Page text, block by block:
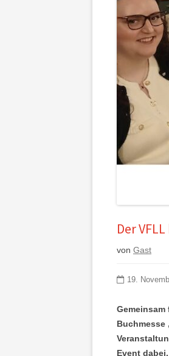
Der
von Gast
19.
Gemeinsam
Buchmesse
Event dabei.